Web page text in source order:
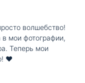
волшебство!
в мои фотографии,
Теперь мои
❤️